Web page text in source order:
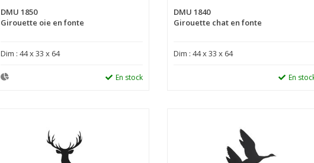
DMU 1850
Girouette oie en fonte
Dim : 44 x 33 x 64
En stock
DMU 1840
Girouette chat en fonte
Dim : 44 x 33 x 64
En